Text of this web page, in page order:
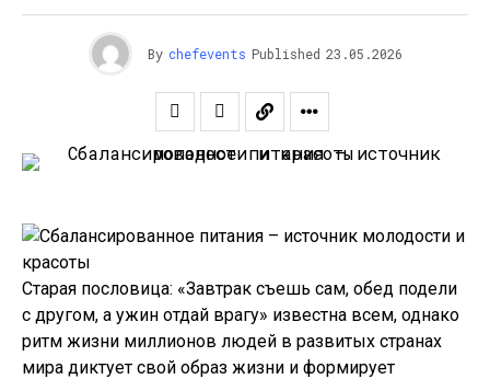
By chefevents Published 23.05.2026
Старая пословица: «Завтрак съешь сам, обед подели
с другом, а ужин отдай врагу» известна всем, однако
ритм жизни миллионов людей в развитых странах
мира диктует свой образ жизни и формирует